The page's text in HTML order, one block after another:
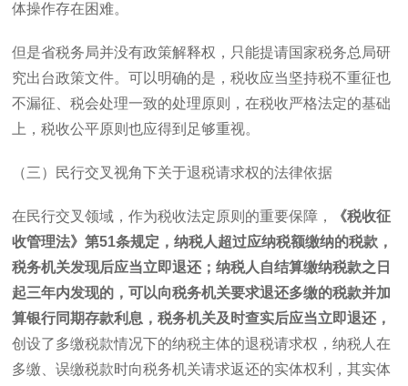
体操作存在困难。
但是省税务局并没有政策解释权，只能提请国家税务总局研
究出台政策文件。可以明确的是，税收应当坚持税不重征也
不漏征、税会处理一致的处理原则，在税收严格法定的基础
上，税收公平原则也应得到足够重视。
（三）民行交叉视角下关于退税请求权的法律依据
在民行交叉领域，作为税收法定原则的重要保障，
《税收征
收管理法》第51条规定，纳税人超过应纳税额缴纳的税款，
税务机关发现后应当立即退还；纳税人自结算缴纳税款之日
起三年内发现的，可以向税务机关要求退还多缴的税款并加
算银行同期存款利息，税务机关及时查实后应当立即退还，
创设了多缴税款情况下的纳税主体的退税请求权，纳税人在
多缴、误缴税款时向税务机关请求返还的实体权利，其实体